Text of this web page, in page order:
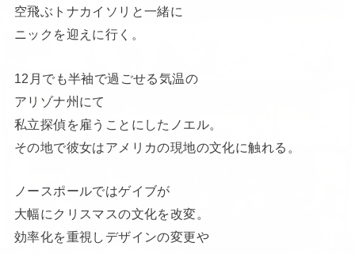
空飛ぶトナカイソリと一緒に
ニックを迎えに行く。
12月でも半袖で過ごせる気温の
アリゾナ州にて
私立探偵を雇うことにしたノエル。
その地で彼女はアメリカの現地の文化に触れる。
ノースポールではゲイブが
大幅にクリスマスの文化を改変。
効率化を重視しデザインの変更や